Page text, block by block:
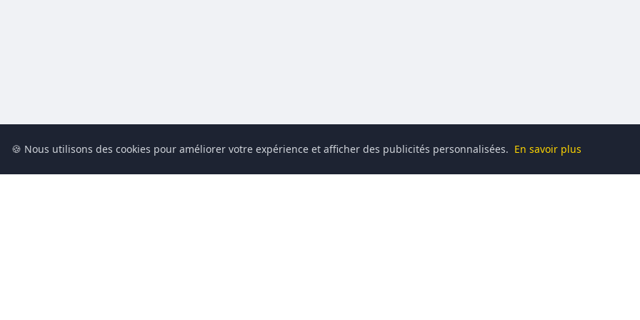
🍪 Nous utilisons des cookies pour améliorer votre expérience et afficher des publicités personnalisées. En savoir plus